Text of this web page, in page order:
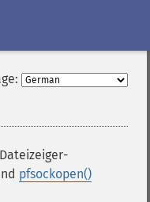
pfsockopen()